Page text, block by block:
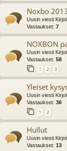
Noxbo
Uusin viesti
Vastaukset: 7
NOXBON
Uusin viesti
Vastaukset: 58
1 2 3
Yleiset
Uusin viesti
Vastaukset: 36
1 2
Hullut
Uusin viesti
Vastaukset: 13